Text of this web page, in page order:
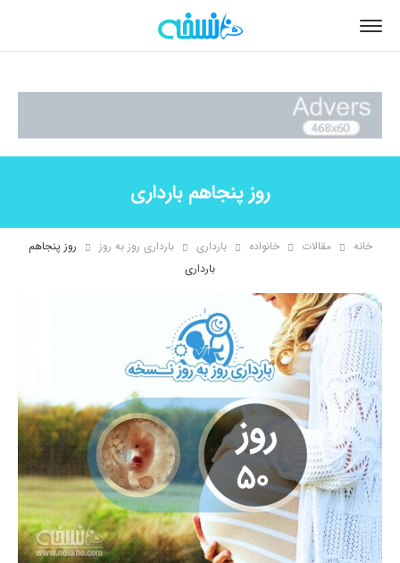
روز پنجاهم بارداری
خانه مقالات خانواده بارداری بارداری روز به روز
روز پنجاهم
بارداری